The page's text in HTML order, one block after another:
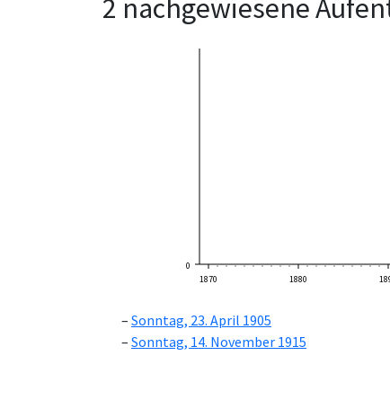
2 nachgewiesene
0
1870
1880
Sonntag, 23. April 1905
Sonntag, 14. November 1915